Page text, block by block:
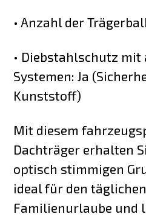
• Anzahl der
• Diebstahlschutz
Systemen: Ja
Kunststoff)
Mit diesem
Dachträger erhalten
optisch stimmigen
ideal für den
Familienurlaube und